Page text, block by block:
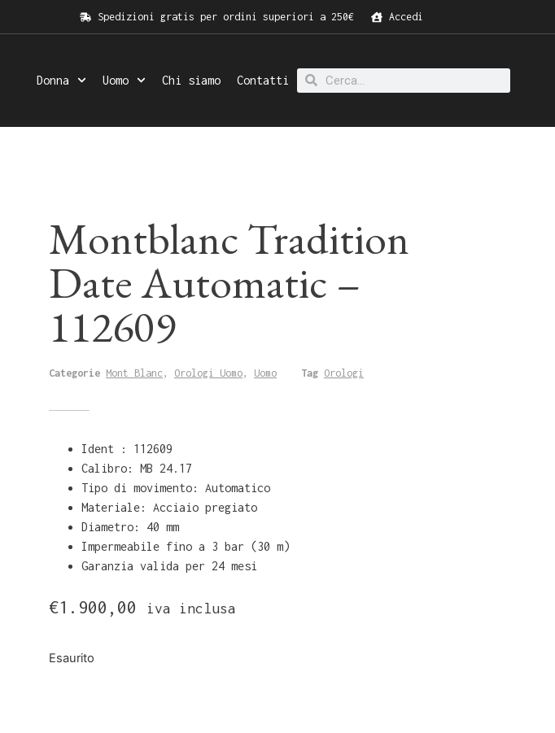
Spedizioni gratis per ordini superiori a 250€ Accedi
Donna Uomo Chi siamo Contatti
Montblanc Tradition
Date Automatic –
112609
Categorie Mont Blanc, Orologi Uomo, Uomo Tag Orologi
Ident : 112609
Calibro: MB 24.17
Tipo di movimento: Automatico
Materiale: Acciaio pregiato
Diametro: 40 mm
Impermeabile fino a 3 bar (30 m)
Garanzia valida per 24 mesi
€1.900,00 iva inclusa
Esaurito